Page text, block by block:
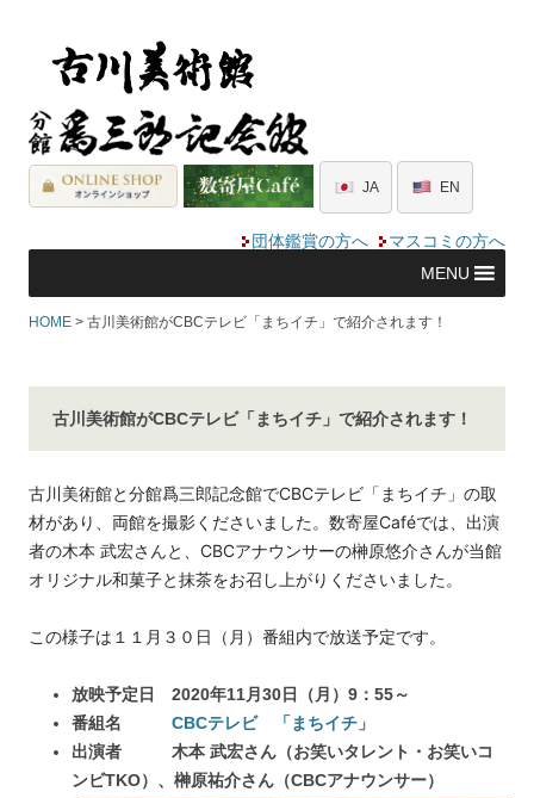
JA EN
団体鑑賞の方へ
マスコミの方へ
MENU
HOME > 古川美術館がCBCテレビ「まちイチ」で紹介されます！
古川美術館がCBCテレビ「まちイチ」で紹介されます！
古川美術館と分館爲三郎記念館でCBCテレビ「まちイチ」の取
材があり、両館を撮影くださいました。数寄屋Caféでは、出演
者の木本 武宏さんと、CBCアナウンサーの榊原悠介さんが当館
オリジナル和菓子と抹茶をお召し上がりくださいました。
この様子は１１月３０日（月）番組内で放送予定です。
放映予定日 2020年11月30日（月）9：55～
番組名 CBCテレビ 「まちイチ」
出演者 木本 武宏さん（お笑いタレント・お笑いコ
ンビTKO）、 榊原祐介さん（CBCアナウンサー）